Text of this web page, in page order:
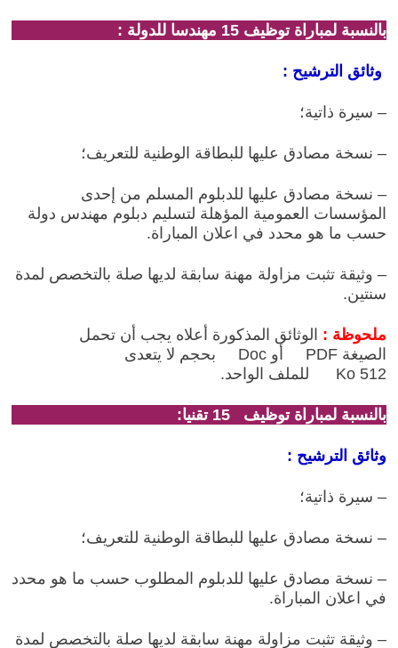
بالنسبة لمباراة توظيف 15 مهندسا للدولة :
وثائق الترشيح :
– سيرة ذاتية؛
– نسخة مصادق عليها للبطاقة الوطنية للتعريف؛
– نسخة مصادق عليها للدبلوم المسلم من إحدى
المؤسسات العمومية المؤهلة لتسليم دبلوم مهندس دولة
حسب ما هو محدد في اعلان المباراة.
– وثيقة تثبت مزاولة مهنة سابقة لديها صلة بالتخصص لمدة
سنتين.
ملحوظة : الوثائق المذكورة أعلاه يجب أن تحمل
الصيغة PDF أو Doc
بحجم لا يتعدى
512
Ko للملف الواحد.
بالنسبة لمباراة توظيف 15 تقنيا:
وثائق الترشيح :
– سيرة ذاتية؛
– نسخة مصادق عليها للبطاقة الوطنية للتعريف؛
– نسخة مصادق عليها للدبلوم المطلوب حسب ما هو محدد
في اعلان المباراة.
– وثيقة تثبت مزاولة مهنة سابقة لديها صلة بالتخصص لمدة